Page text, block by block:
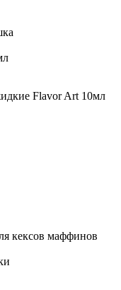
Flavor Art 10мл
кексов маффинов